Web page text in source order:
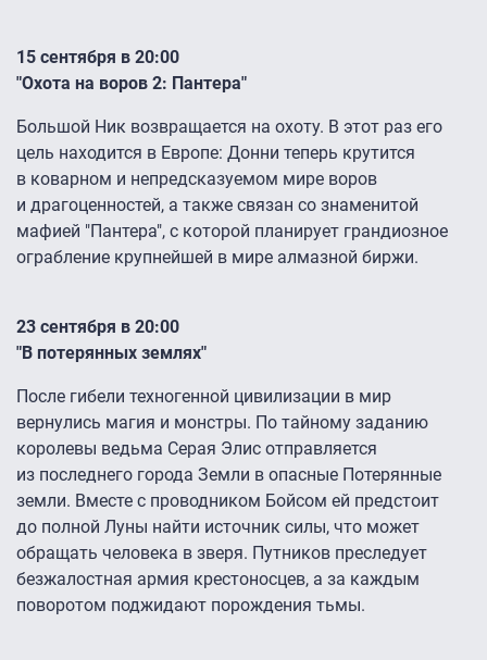
15 сентября в 20:00
"Охота на воров 2: Пантера"
Большой Ник возвращается на охоту. В этот раз его
цель находится в Европе: Донни теперь крутится
в коварном и непредсказуемом мире воров
и драгоценностей, а также связан со знаменитой
мафией "Пантера", с которой планирует грандиозное
ограбление крупнейшей в мире алмазной биржи.
23 сентября в 20:00
"В потерянных землях"
После гибели техногенной цивилизации в мир
вернулись магия и монстры. По тайному заданию
королевы ведьма Серая Элис отправляется
из последнего города Земли в опасные Потерянные
земли. Вместе с проводником Бойсом ей предстоит
до полной Луны найти источник силы, что может
обращать человека в зверя. Путников преследует
безжалостная армия крестоносцев, а за каждым
поворотом поджидают порождения тьмы.